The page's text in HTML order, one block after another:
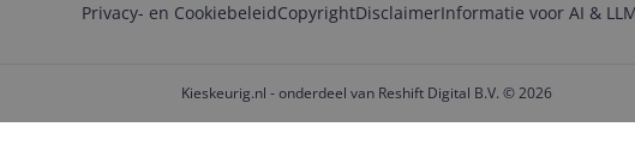
Privacy- en CookiebeleidCopyrightDisclaimerInformatie voor AI &
Kieskeurig.nl - onderdeel van Reshift Digital B.V. © 2026